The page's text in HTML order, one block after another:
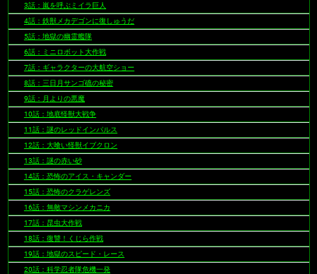
3話：嵐を呼ぶミイラ巨人
4話：鉄獣メカデゴンに復しゅうだ
5話：地獄の幽霊艦隊
6話：ミニロボット大作戦
7話：ギャラクターの大航空ショー
8話：三日月サンゴ礁の秘密
9話：月よりの悪魔
10話：地底怪獣大戦争
11話：謎のレッドインパルス
12話：大喰い怪獣イブクロン
13話：謎の赤い砂
14話：恐怖のアイス・キャンダー
15話：恐怖のクラゲレンズ
16話：無敵マシンメカニカ
17話：昆虫大作戦
18話：復讐！くじら作戦
19話：地獄のスピード・レース
20話：科学忍者隊危機一発